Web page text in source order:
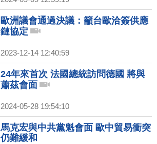
歐洲議會通過決議：籲台歐洽簽供應
鏈協定
2023-12-14 12:40:59
24年來首次 法國總統訪問德國 將與
蕭茲會面
2024-05-28 19:54:10
馬克宏與中共黨魁會面 歐中貿易衝突
仍難緩和